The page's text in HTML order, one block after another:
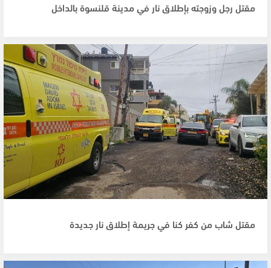
مقتل رجل وزوجته بإطلاق نار في مدينة قلنسوة بالداخل
مقتل شاب من كفر كنا في جريمة إطلاق نار جديدة